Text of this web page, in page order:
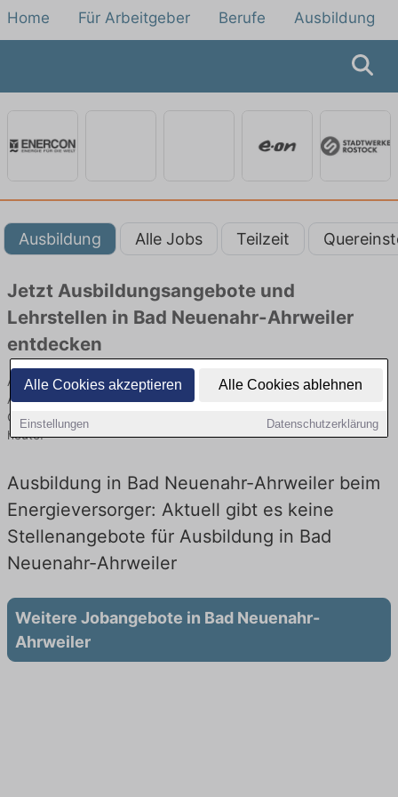
Alle Cookies akzeptieren Alle Cookies ablehnen
Einstellungen Datenschutzerklärung
Home Für Arbeitgeber Berufe Ausbildung
Ausbildung Alle Jobs Teilzeit
Jetzt Ausbildungsangebote und
Lehrstellen in Bad Neuenahr-Ahrweiler
entdecken
Ausbildungsangebote beim Energieversorger in Bad Neuenahr-
Ahrweiler finden Sie von namhaften Firmen. Entdecken Sie freie
Optionen von Top-Arbeitgebern und bewerben Sie sich noch
heute.
Ausbildung in Bad Neuenahr-Ahrweiler beim
Energieversorger: Aktuell gibt es keine
Stellenangebote für Ausbildung in Bad
Neuenahr-Ahrweiler
Weitere Jobangebote in Bad Neuenahr-
Ahrweiler